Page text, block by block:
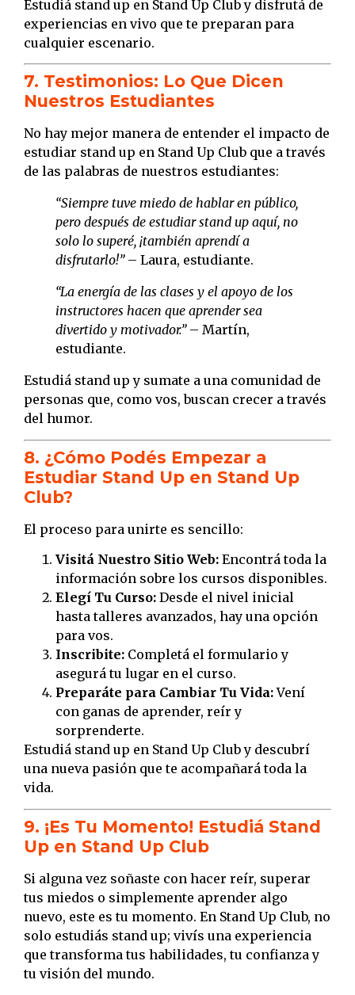
Estudiá stand up en Stand Up Club y disfrutá de
experiencias en vivo que te preparan para
cualquier escenario.
7. Testimonios: Lo Que Dicen
Nuestros Estudiantes
No hay mejor manera de entender el impacto de
estudiar stand up en Stand Up Club que a través
de las palabras de nuestros estudiantes:
“Siempre tuve miedo de hablar en público,
pero después de estudiar stand up aquí, no
solo lo superé, ¡también aprendí a
disfrutarlo!”– Laura, estudiante.
“La energía de las clases y el apoyo de los
instructores hacen que aprender sea
divertido y motivador.”– Martín,
estudiante.
Estudiá stand up y sumate a una comunidad de
personas que, como vos, buscan crecer a través
del humor.
8. ¿Cómo Podés Empezar a
Estudiar Stand Up en Stand Up
Club?
El proceso para unirte es sencillo:
Visitá Nuestro Sitio Web: Encontrá toda la
información sobre los cursos disponibles.
Elegí Tu Curso: Desde el nivel inicial
hasta talleres avanzados, hay una opción
para vos.
Inscribite: Completá el formulario y
asegurá tu lugar en el curso.
Preparáte para Cambiar Tu Vida:Vení
con ganas de aprender, reír y
sorprenderte.
Estudiá stand up en Stand Up Club y descubrí
una nueva pasión que te acompañará toda la
vida.
9. ¡Es Tu Momento! Estudiá Stand
Up en Stand Up Club
Si alguna vez soñaste con hacer reír, superar
tus miedos o simplemente aprender algo
nuevo, este es tu momento. En Stand Up Club, no
solo estudiás stand up; vivís una experiencia
que transforma tus habilidades, tu confianza y
tu visión del mundo.